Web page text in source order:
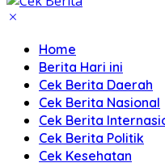
Home
Berita Hari ini
Cek Berita Daerah
Cek Berita Nasional
Cek Berita
Cek Berita Politik
Cek Kesehatan